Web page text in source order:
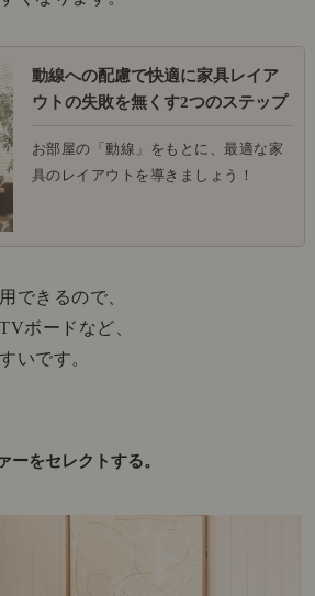
動線への配慮で快適に家具レイア
ウトの失敗を無くす2つのステップ
お部屋の「動線」をもとに、最適な家
具のレイアウトを導きましょう！
できるので、
ボードなど、
いです。
をセレクトする。